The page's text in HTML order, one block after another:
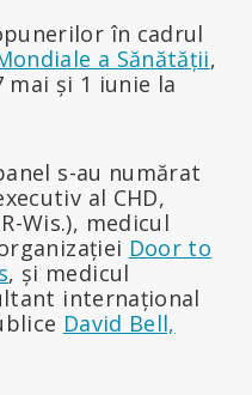
în cadrul
a Sănătății,
mai și 1 iunie la
s-au numărat
al CHD,
Wis.), medicul
Door to
, și medicul
internațional
David Bell,